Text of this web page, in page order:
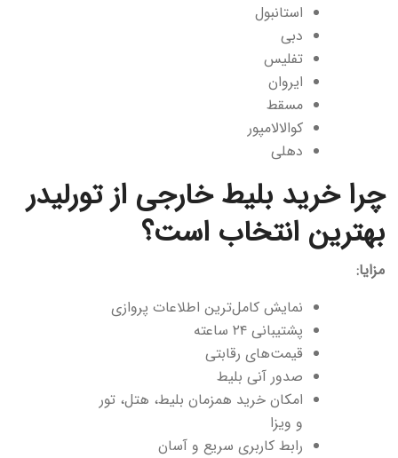
استانبول
دبی
تفلیس
ایروان
مسقط
کوالالامپور
دهلی
چرا خرید بلیط خارجی از تورلیدر
بهترین انتخاب است؟
مزایا:
نمایش کامل‌ترین اطلاعات پروازی
پشتیبانی ۲۴ ساعته
قیمت‌های رقابتی
صدور آنی بلیط
امکان خرید همزمان بلیط، هتل، تور
و ویزا
رابط کاربری سریع و آسان